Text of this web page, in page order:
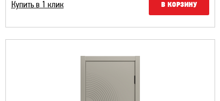
Купить в 1 клик В КОРЗИНУ